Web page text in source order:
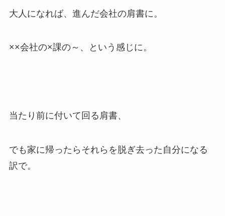
大人になれば、進んだ会社の肩書に。
××会社の×課の～、という感じに。
当たり前に付いて回る肩書、
でも家に帰ったらそれらを脱ぎ去った自分になる
訳で。